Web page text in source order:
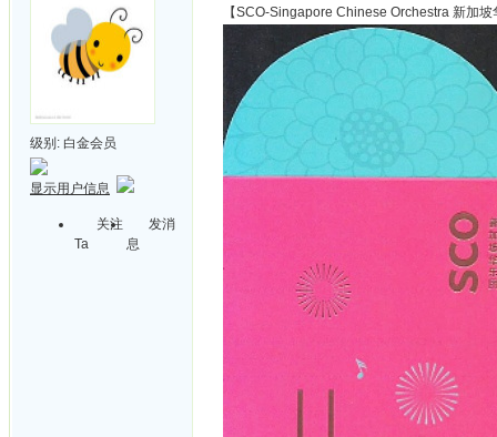
级别: 白金会员
显示用户信息
关注
Ta
发消
息
【SCO-Singapore Chinese Orchestra 新加坡